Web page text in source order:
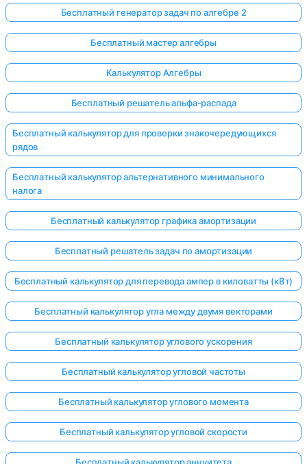
Бесплатный генератор задач по алгебре 2
Бесплатный мастер алгебры
Калькулятор Алгебры
Бесплатный решатель альфа-распада
Бесплатный калькулятор для проверки знакочередующихся
рядов
Бесплатный калькулятор альтернативного минимального
налога
Бесплатный калькулятор графика амортизации
Бесплатный решатель задач по амортизации
Бесплатный калькулятор для перевода ампер в киловатты (кВт)
Бесплатный калькулятор угла между двумя векторами
Бесплатный калькулятор углового ускорения
Бесплатный калькулятор угловой частоты
Бесплатный калькулятор углового момента
Бесплатный калькулятор угловой скорости